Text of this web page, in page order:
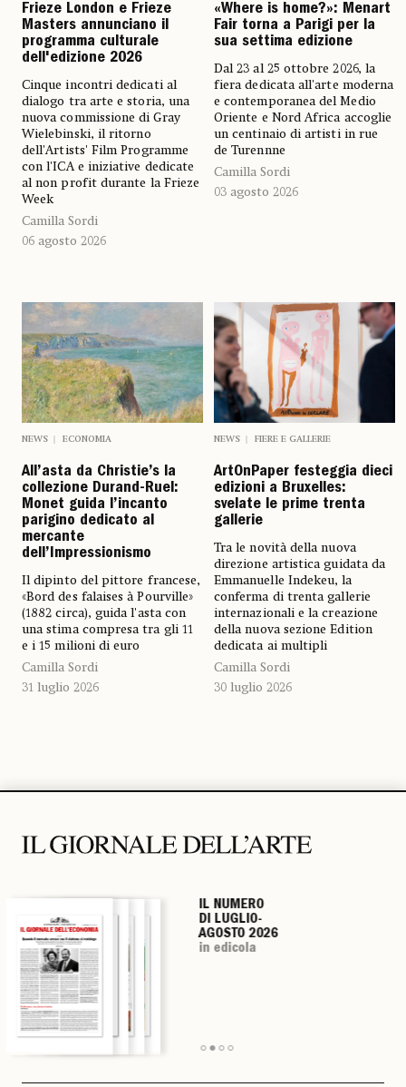
Frieze London e Frieze
Masters annunciano il
programma culturale
dell'edizione 2026
Cinque incontri dedicati al
dialogo tra arte e storia, una
nuova commissione di Gray
Wielebinski, il ritorno
dell'Artists' Film Programme
con l'ICA e iniziative dedicate
al non profit durante la Frieze
Week
Camilla Sordi
06 agosto 2026
«Where is home?»: Menart
Fair torna a Parigi per la
sua settima edizione
Dal 23 al 25 ottobre 2026, la
fiera dedicata all'arte moderna
e contemporanea del Medio
Oriente e Nord Africa accoglie
un centinaio di artisti in rue
de Turennne
Camilla Sordi
03 agosto 2026
NEWS ECONOMIA
All’asta da Christie’s la
collezione Durand-Ruel:
Monet guida l’incanto
parigino dedicato al
mercante
dell’Impressionismo
Il dipinto del pittore francese,
«Bord des falaises à Pourville»
(1882 circa), guida l'asta con
una stima compresa tra gli 11
e i 15 milioni di euro
Camilla Sordi
31 luglio 2026
NEWS FIERE E GALLERIE
ArtOnPaper festeggia dieci
edizioni a Bruxelles:
svelate le prime trenta
gallerie
Tra le novità della nuova
direzione artistica guidata da
Emmanuelle Indekeu, la
conferma di trenta gallerie
internazionali e la creazione
della nuova sezione Edition
dedicata ai multipli
Camilla Sordi
30 luglio 2026
IL NUMERO
DI LUGLIO-
AGOSTO 2026
in edicola
IL NUMERO
DI LUGLIO-
AGOSTO 2026
in edicola
IL NUMERO
DI LUGLIO-
AGOSTO 2026
in edicola
IL NUMERO
DI LUGLIO-
AGOSTO 2026
in edicola